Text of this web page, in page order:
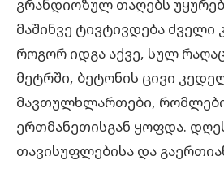
გრანდიოზულ თაღებს
მაშინვე ტივტივდება ძველი
როგორ იდგა აქვე, სულ
მეტრში, ბეტონის ცივი
მავთულხლართები,
ერთმანეთისგან ყოფდა.
თავისუფლებისა და